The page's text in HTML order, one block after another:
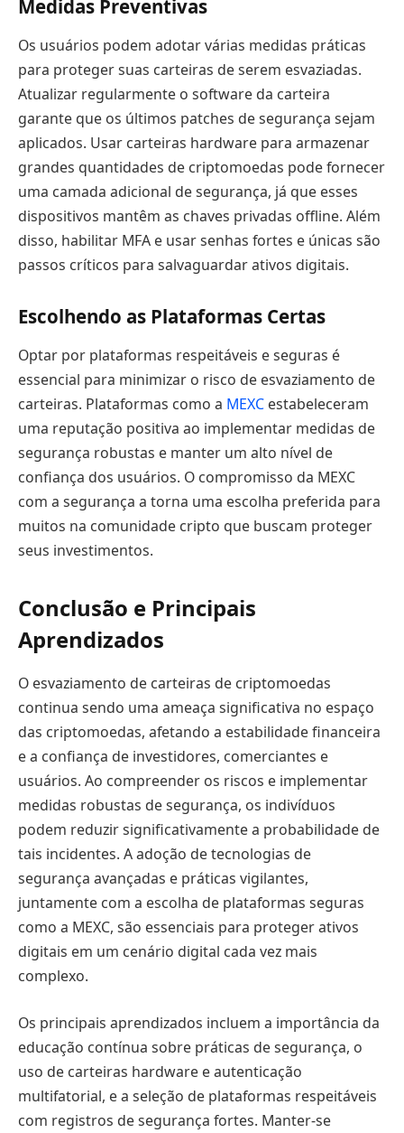
Medidas Preventivas
Os usuários podem adotar várias medidas práticas
para proteger suas carteiras de serem esvaziadas.
Atualizar regularmente o software da carteira
garante que os últimos patches de segurança sejam
aplicados. Usar carteiras hardware para armazenar
grandes quantidades de criptomoedas pode fornecer
uma camada adicional de segurança, já que esses
dispositivos mantêm as chaves privadas offline. Além
disso, habilitar MFA e usar senhas fortes e únicas são
passos críticos para salvaguardar ativos digitais.
Escolhendo as Plataformas Certas
Optar por plataformas respeitáveis e seguras é
essencial para minimizar o risco de esvaziamento de
carteiras. Plataformas como a MEXC estabeleceram
uma reputação positiva ao implementar medidas de
segurança robustas e manter um alto nível de
confiança dos usuários. O compromisso da MEXC
com a segurança a torna uma escolha preferida para
muitos na comunidade cripto que buscam proteger
seus investimentos.
Conclusão e Principais
Aprendizados
O esvaziamento de carteiras de criptomoedas
continua sendo uma ameaça significativa no espaço
das criptomoedas, afetando a estabilidade financeira
e a confiança de investidores, comerciantes e
usuários. Ao compreender os riscos e implementar
medidas robustas de segurança, os indivíduos
podem reduzir significativamente a probabilidade de
tais incidentes. A adoção de tecnologias de
segurança avançadas e práticas vigilantes,
juntamente com a escolha de plataformas seguras
como a MEXC, são essenciais para proteger ativos
digitais em um cenário digital cada vez mais
complexo.
Os principais aprendizados incluem a importância da
educação contínua sobre práticas de segurança, o
uso de carteiras hardware e autenticação
multifatorial, e a seleção de plataformas respeitáveis
com registros de segurança fortes. Manter-se